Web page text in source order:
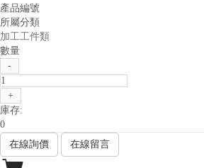
產品編號
所屬分類
加工工件類
數量
-
+
庫存:
0
在線詢價
在線留言